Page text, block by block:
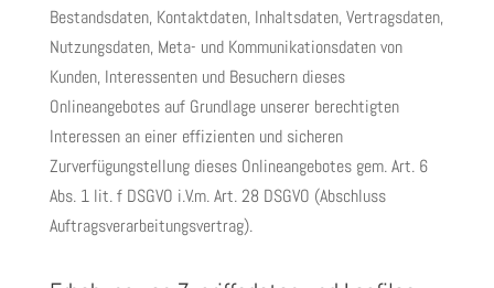
Bestandsdaten, Kontaktdaten, Inhaltsdaten, Vertragsdaten,
Nutzungsdaten, Meta- und Kommunikationsdaten von
Kunden, Interessenten und Besuchern dieses
Onlineangebotes auf Grundlage unserer berechtigten
Interessen an einer effizienten und sicheren
Zurverfügungstellung dieses Onlineangebotes gem. Art. 6
Abs. 1 lit. f DSGVO i.V.m. Art. 28 DSGVO (Abschluss
Auftragsverarbeitungsvertrag).